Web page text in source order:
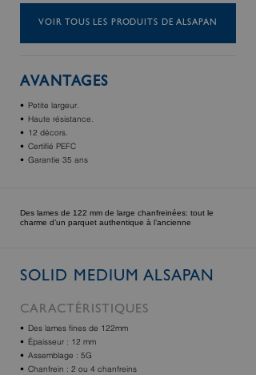
VOIR TOUS LES PRODUITS DE ALSAPAN
AVANTAGES
Petite largeur.
Haute résistance.
12 décors.
Certifié PEFC
Garantie 35 ans
Des lames de 122 mm de large chanfreinées: tout le
charme d’un parquet authentique à l’ancienne
SOLID MEDIUM ALSAPAN
CARACTÉRISTIQUES
Des lames fines de 122mm
Épaisseur : 12 mm
Assemblage : 5G
Chanfrein : 2 ou 4 chanfreins